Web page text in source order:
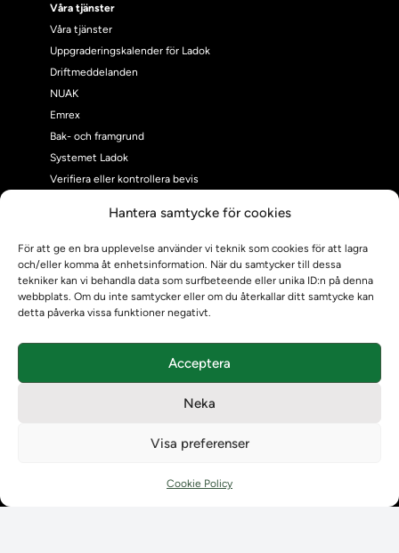
Hantera samtycke för cookies
För att ge en bra upplevelse använder vi teknik som cookies för att lagra
och/eller komma åt enhetsinformation. När du samtycker till dessa
tekniker kan vi behandla data som surfbeteende eller unika ID:n på denna
webbplats. Om du inte samtycker eller om du återkallar ditt samtycke kan
detta påverka vissa funktioner negativt.
Acceptera
Neka
Visa preferenser
Cookie Policy
Våra tjänster
Våra tjänster
Uppgraderingskalender för Ladok
Driftmeddelanden
NUAK
Emrex
Bak- och framgrund
Systemet Ladok
Verifiera eller kontrollera bevis
Om oss
Om Ladokkonsortiet
Ladokkonsortiet internationellt
Vision, strategi och produktplan
Kontaktuppgifter för studenters Ladoksupport